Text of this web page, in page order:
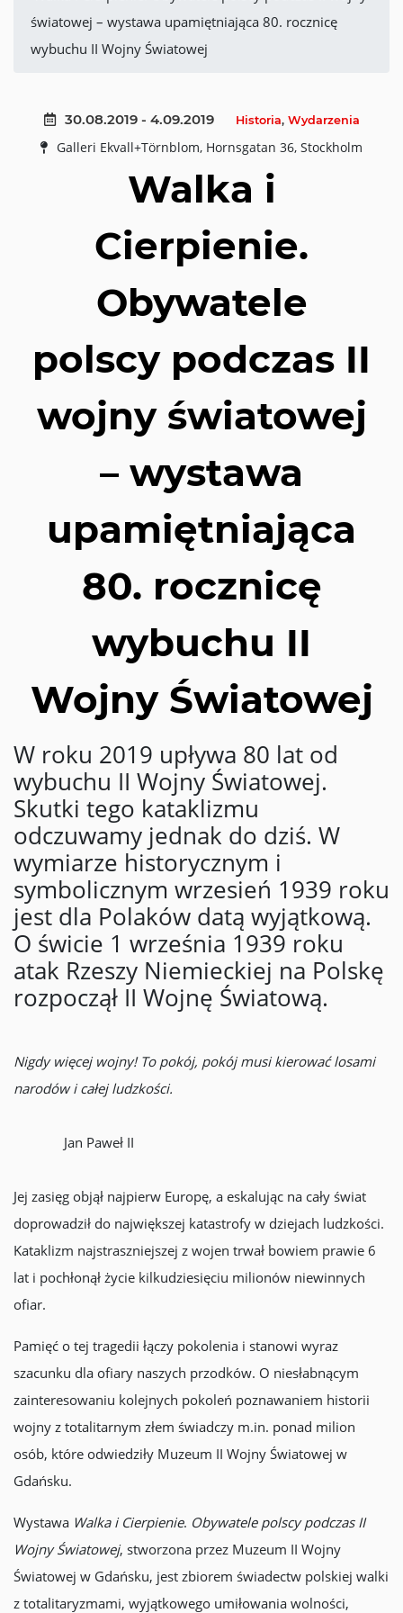
światowej – wystawa upamiętniająca 80. rocznicę
wybuchu II Wojny Światowej
30.08.2019 - 4.09.2019 Historia, Wydarzenia
Galleri Ekvall+Törnblom, Hornsgatan 36, Stockholm
Walka i
Cierpienie.
Obywatele
polscy podczas II
wojny światowej
– wystawa
upamiętniająca
80. rocznicę
wybuchu II
Wojny Światowej
W roku 2019 upływa 80 lat od
wybuchu II Wojny Światowej.
Skutki tego kataklizmu
odczuwamy jednak do dziś. W
wymiarze historycznym i
symbolicznym wrzesień 1939 roku
jest dla Polaków datą wyjątkową.
O świcie 1 września 1939 roku
atak Rzeszy Niemieckiej na Polskę
rozpoczął II Wojnę Światową.
Nigdy więcej wojny! To pokój, pokój musi kierować losami
narodów i całej ludzkości.
Jan Paweł II
Jej zasięg objął najpierw Europę, a eskalując na cały świat
doprowadził do największej katastrofy w dziejach ludzkości.
Kataklizm najstraszniejszej z wojen trwał bowiem prawie 6
lat i pochłonął życie kilkudziesięciu milionów niewinnych
ofiar.
Pamięć o tej tragedii łączy pokolenia i stanowi wyraz
szacunku dla ofiary naszych przodków. O niesłabnącym
zainteresowaniu kolejnych pokoleń poznawaniem historii
wojny z totalitarnym złem świadczy m.in. ponad milion
osób, które odwiedziły Muzeum II Wojny Światowej w
Gdańsku.
Wystawa Walka i Cierpienie. Obywatele polscy podczas II
Wojny Światowej, stworzona przez Muzeum II Wojny
Światowej w Gdańsku, jest zbiorem świadectw polskiej walki
z totalitaryzmami, wyjątkowego umiłowania wolności,